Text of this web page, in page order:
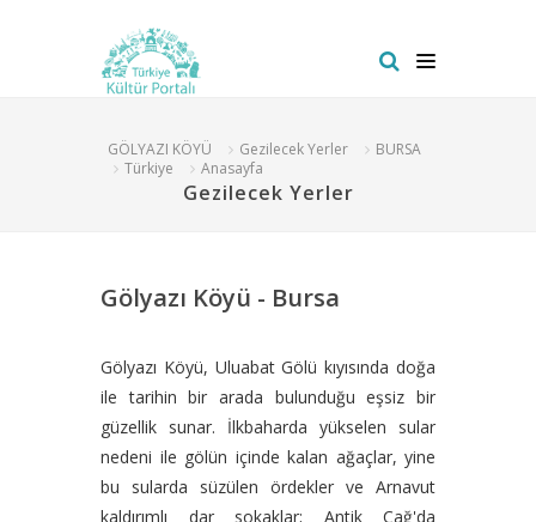
GÖLYAZI KÖYÜ Gezilecek Yerler
BURSA
Türkiye
Anasayfa
Gezilecek Yerler
Gölyazı Köyü - Bursa
Gölyazı Köyü, Uluabat Gölü kıyısında doğa
ile tarihin bir arada bulunduğu eşsiz bir
güzellik sunar. İlkbaharda yükselen sular
nedeni ile gölün içinde kalan ağaçlar, yine
bu sularda süzülen ördekler ve Arnavut
kaldırımlı dar sokaklar; Antik Çağ'da